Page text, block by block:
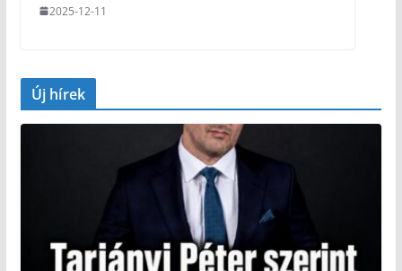
2025-12-11
Új hírek